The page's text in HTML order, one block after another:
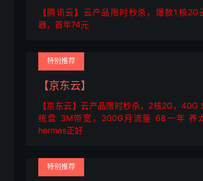
【腾讯云】云产品限时秒杀，爆款1核2G
器，首年74元
特别推荐
【京东云】
【京东云】云产品限时秒杀，2核2G，40G
统盘 3M带宽，200G月流量 68一年 养
hermes正好
特别推荐